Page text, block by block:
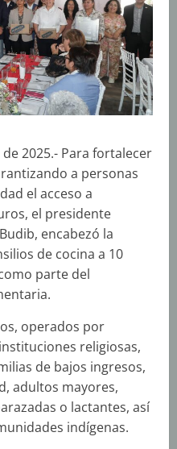
2025.- Para fortalecer
a personas
el acceso a
el presidente
encabezó la
de cocina a 10
parte del
operados por
religiosas,
de bajos ingresos,
adultos mayores,
o lactantes, así
indígenas.